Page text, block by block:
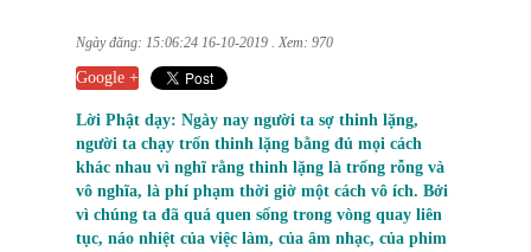
Ngày đăng: 15:06:24 16-10-2019 . Xem: 970
Google +
Lời Phật dạy: Ngày nay người ta sợ thinh lặng,
người ta chạy trốn thinh lặng bằng đủ mọi cách
khác nhau vì nghĩ rằng thinh lặng là trống rỗng và
vô nghĩa, là phí phạm thời giờ một cách vô ích. Bởi
vì chúng ta đã quá quen sống trong vòng quay liên
tục, náo nhiệt của việc làm, của âm nhạc, của phim